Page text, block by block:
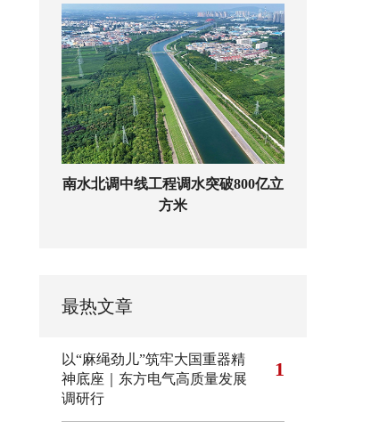
南水北调中线工程调水突破800亿立
方米
最热文章
以“麻绳劲儿”筑牢大国重器精
神底座｜东方电气高质量发展
调研行
1